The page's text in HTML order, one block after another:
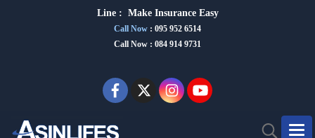
Line : Make Insurance Easy
Call Now : 095 952 6514
Call Now : 084 914 9731